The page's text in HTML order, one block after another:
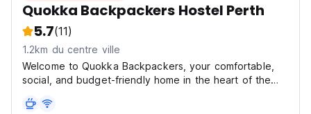
Quokka Backpackers Hostel Perth
5.7(11)
1.2km du centre ville
Welcome to Quokka Backpackers, your comfortable,
social, and budget-friendly home in the heart of the
holidaymaker, or backpacker on an Aussie adventure,